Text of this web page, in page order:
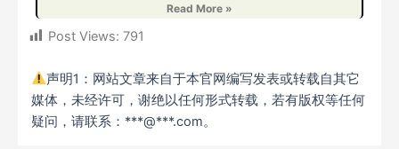
Read More »
Post Views: 791
声明1：网站文章来自于本官网编写发表或转载自其它
媒体，未经许可，谢绝以任何形式转载，若有版权等任何
疑问，请联系：***@***.com。